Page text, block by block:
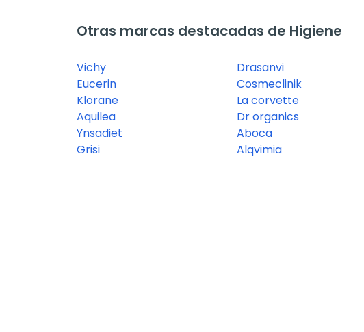
Otras marcas destacadas de Higiene
Vichy
Eucerin
Klorane
Aquilea
Ynsadiet
Grisi
Drasanvi
Cosmeclinik
La corvette
Dr organics
Aboca
Alqvimia